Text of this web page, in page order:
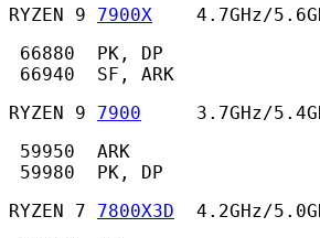
RYZEN 9 7900X
4.7GHz/
66880  PK, DP
66940  SF, ARK
RYZEN 9 7900
3.7GHz/
59950  ARK
59980  PK, DP
RYZEN 7 7800X3D
4.2GHz/